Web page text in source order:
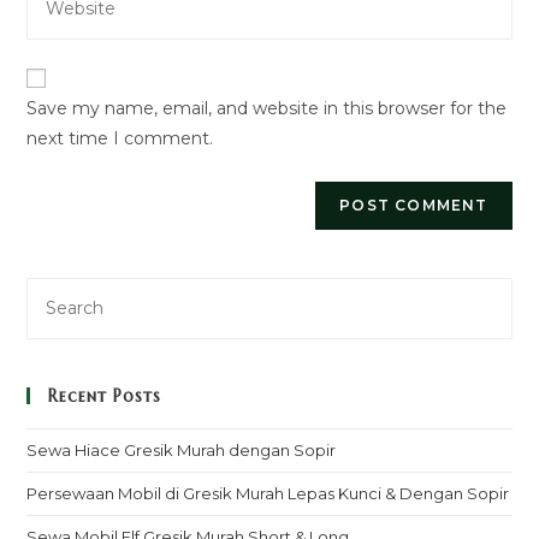
your
URL
(optional)
Save my name, email, and website in this browser for the
next time I comment.
Recent Posts
Sewa Hiace Gresik Murah dengan Sopir
Persewaan Mobil di Gresik Murah Lepas Kunci & Dengan Sopir